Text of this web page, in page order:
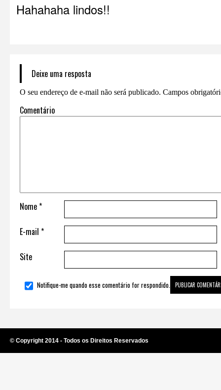
Hahahaha lindos!!
Deixe uma resposta
O seu endereço de e-mail não será publicado. Campos
Comentário
Nome*
E-mail *
Site
Notifique-me quando esse comentário for respondido.
© Copyright 2014 - Todos os Direitos Reservados